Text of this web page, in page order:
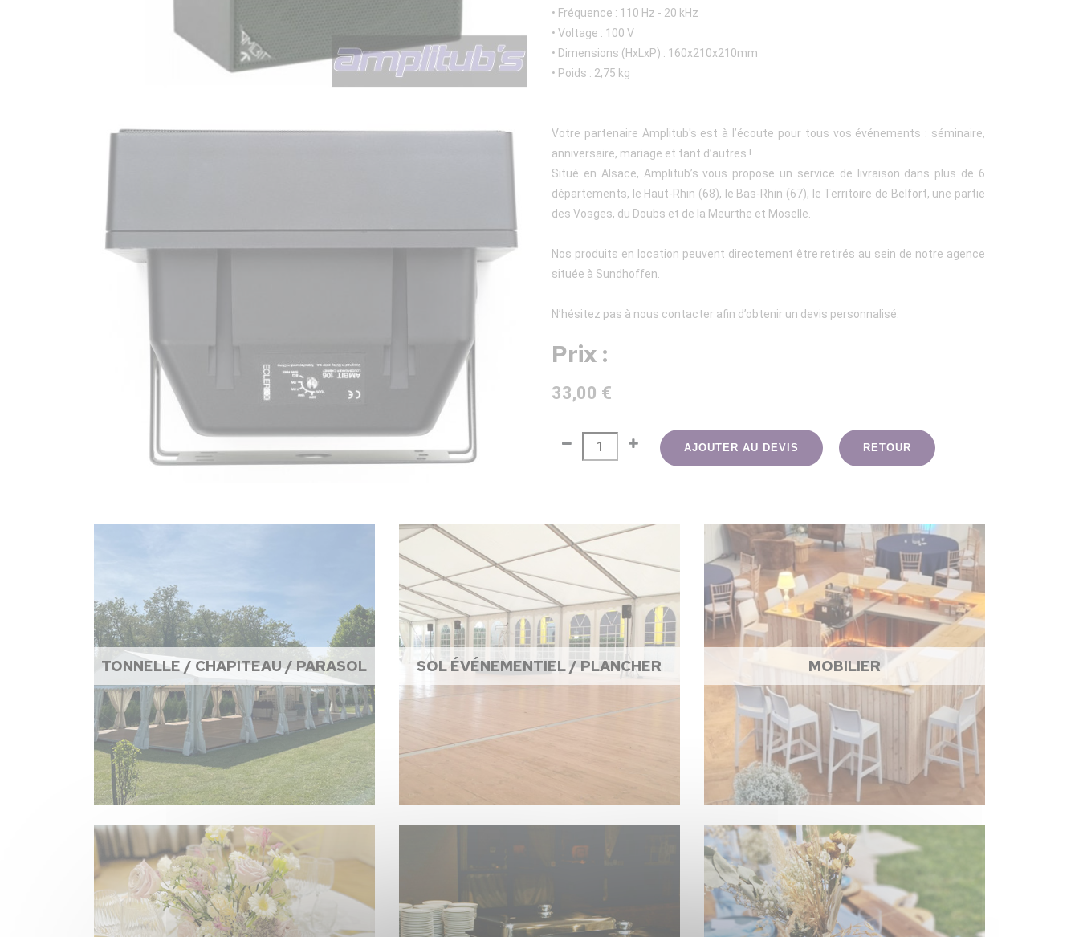
• Fréquence : 110 Hz - 20 kHz
• Voltage : 100 V
• Dimensions (HxLxP) : 160x210x210mm
• Poids : 2,75 kg
Votre partenaire Amplitub's est à l’écoute pour tous vos événements : séminaire,
anniversaire, mariage et tant d’autres !
Situé en Alsace, Amplitub’s vous propose un service de livraison dans plus de 6
départements, le Haut-Rhin (68), le Bas-Rhin (67), le Territoire de Belfort, une partie
des Vosges, du Doubs et de la Meurthe et Moselle.
Nos produits en location peuvent directement être retirés au sein de notre agence
située à Sundhoffen.
N’hésitez pas à nous contacter afin d’obtenir un devis personnalisé.
Prix :
33,00 €
AJOUTER AU DEVIS RETOUR
TONNELLE / CHAPITEAU / PARASOL SOL ÉVÉNEMENTIEL / PLANCHER MOBILIER